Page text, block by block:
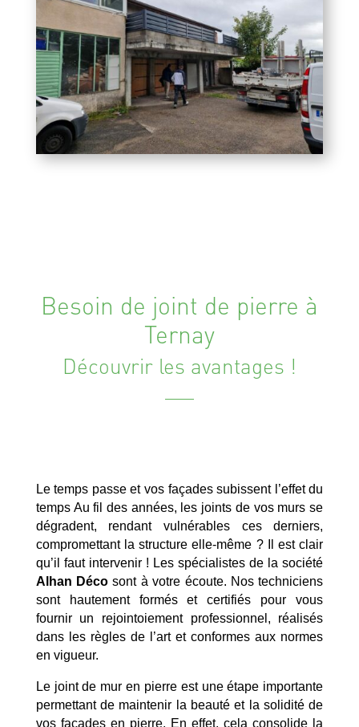
Besoin de joint de pierre à
Ternay
Découvrir les avantages !
Le temps passe et vos façades subissent l’effet du
temps Au fil des années, les joints de vos murs se
dégradent, rendant vulnérables ces derniers,
compromettant la structure elle-même ? Il est clair
qu’il faut intervenir ! Les spécialistes de la société
Alhan Déco sont à votre écoute. Nos techniciens
sont hautement formés et certifiés pour vous
fournir un rejointoiement professionnel, réalisés
dans les règles de l’art et conformes aux normes
en vigueur.
Le joint de mur en pierre est une étape importante
permettant de maintenir la beauté et la solidité de
vos façades en pierre. En effet, cela consolide la